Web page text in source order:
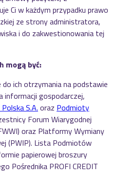
Ci w każdym przypadku prawo
ze strony administratora,
i do zakwestionowania tej
mogą być:
ich otrzymania na podstawie
informacji gospodarczej,
S.A. oraz Podmioty
Forum Wiarygodnej
oraz Platformy Wymiany
(PWIP). Lista Podmiotów
papierowej broszury
Pośrednika PROFI CREDIT